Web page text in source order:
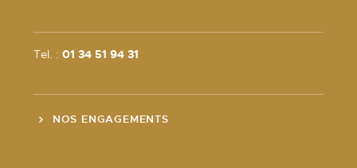
Tel. :01 34 51 94 31
NOS ENGAGEMENTS